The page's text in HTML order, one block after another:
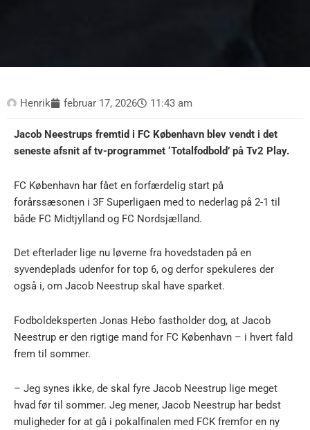
Henrik februar 17, 2026 11:43 am
Jacob Neestrups fremtid i FC København blev vendt i det
seneste afsnit af tv-programmet ‘Totalfodbold’ på Tv2 Play.
FC København har fået en forfærdelig start på
forårssæsonen i 3F Superligaen med to nederlag på 2-1 til
både FC Midtjylland og FC Nordsjælland.
Det efterlader lige nu løverne fra hovedstaden på en
syvendeplads udenfor for top 6, og derfor spekuleres der
også i, om Jacob Neestrup skal have sparket.
Fodboldeksperten Jonas Hebo fastholder dog, at Jacob
Neestrup er den rigtige mand for FC København – i hvert fald
frem til sommer.
– Jeg synes ikke, de skal fyre Jacob Neestrup lige meget
hvad før til sommer. Jeg mener, Jacob Neestrup har bedst
muligheder for at gå i pokalfinalen med FCK fremfor en ny